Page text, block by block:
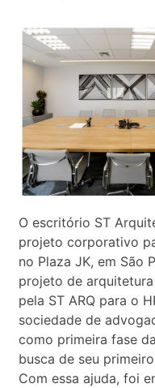
O escritório ST
projeto corporativo
no Plaza JK, em São
projeto de
pela ST ARQ para o
sociedade de
como primeira fase
busca de seu
Com essa ajuda, foi